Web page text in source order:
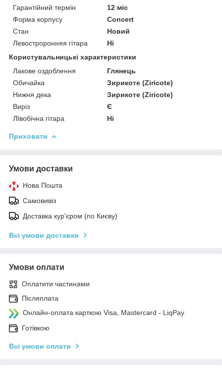
Гарантійний термін
12 міс
Форма корпусу
Concert
Стан
Новий
Левостроронняя гітара
Ні
Користувальницькі характеристики
Лакове оздоблення
Глянець
Обичайка
Зирикоте (Ziricote)
Нижня дека
Зирикоте (Ziricote)
Виріз
Є
ЛІвобічна гітара
Ні
Приховати
Умови доставки
Нова Пошта
Самовивіз
Доставка кур'єром (по Києву)
Всі умови доставки
Умови оплати
Оплатити частинами
Післяплата
Онлайн-оплата карткою Visa, Mastercard - LiqPay
Готівкою
Всі умови оплати